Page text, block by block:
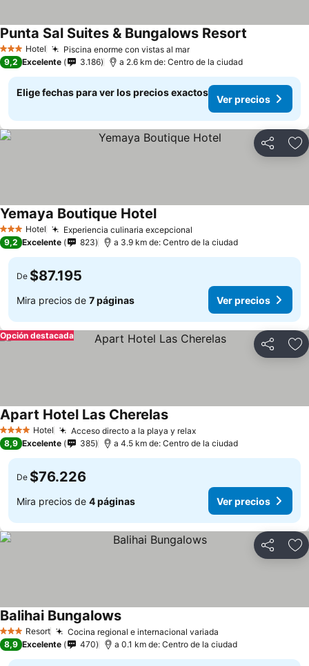
3 Estrellas
Hotel Piscina enorme con vistas al mar
Punta Sal Suites & Bungalows Resort
9,2 Excelente 3.186 a 2.6 km de: Centro de la ciudad
Elige fechas para ver los precios exactos
Ver precios
Compartir
3 Estrellas
Hotel Experiencia culinaria excepcional
Yemaya Boutique Hotel
9,2 Excelente 823 a 3.9 km de: Centro de la ciudad
De $87.195
Mira precios de 7 páginas Ver precios
Compartir
Opción destacada
4 EstrellasHotel Acceso directo a la playa y relax
Apart Hotel Las Cherelas
8,9 Excelente 385 a 4.5 km de: Centro de la ciudad
De $76.226
Mira precios de 4 páginas Ver precios
Compartir
3 EstrellasResort Cocina regional e internacional variada
Balihai Bungalows
8,9 Excelente 470 a 0.1 km de: Centro de la ciudad